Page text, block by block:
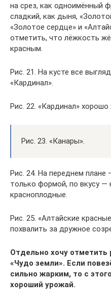
на срез, как одноимённый
сладкий, как дыня,
«Золотое сердце» и
отметить, что лёжкость
красным.
Рис. 21. На кусте все
«Кардинал».
Рис. 22. «Кардинал» хорошо
Рис. 23. «Канары».
Рис. 24. На переднем плане
только формой, по вкусу —
красноплодные.
Рис. 25. «Алтайские
похвалить за дружное
Отдельно хочу
«Чудо земли». Если
сильно жарким, то с
хороший урожай.